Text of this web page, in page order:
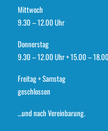
Mittwoch
9.30 – 12.00 Uhr
Donnerstag
9.30 – 12.00 Uhr + 15.00 –
Freitag + Samstag
geschlossen
…und nach Vereinbarung.